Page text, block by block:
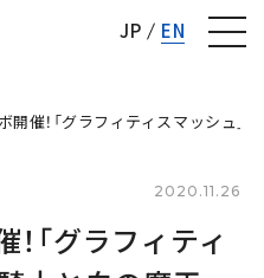
JP EN
開催！「グラフィティスマッシュ
2020.11.26
「グラフィティ